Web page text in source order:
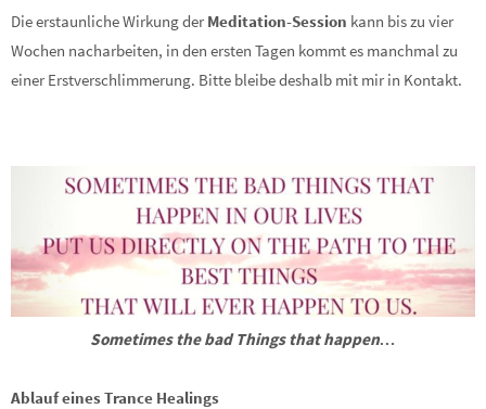
Die erstaunliche Wirkung der Meditation-Session kann bis zu vier
Wochen nacharbeiten, in den ersten Tagen kommt es manchmal zu
einer Erstverschlimmerung. Bitte bleibe deshalb mit mir in Kontakt.
Sometimes the bad Things that happen…
Ablauf eines Trance Healings